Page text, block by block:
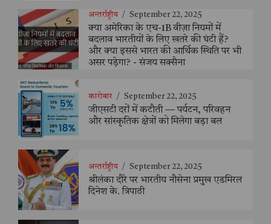
अन्तर्राष्ट्रीय / September 22, 2025
क्या अमेरिका के एच-1B वीज़ा नियमों में
बदलाव भारतीयों के लिए खतरे की घंटी हैं?
और क्या इससे भारत की आर्थिक स्थिति पर भी
असर पड़ेगा? - संजय सक्सैना
कारोबार / September 22, 2025
जीएसटी दरों में कटौती — पर्यटन, परिवहन
और सांस्कृतिक क्षेत्रों को मिलेगा बड़ा बल
अन्तर्राष्ट्रीय / September 22, 2025
श्रीलंका दौरे पर भारतीय नौसेना प्रमुख एडमिरल
दिनेश के. त्रिपाठी